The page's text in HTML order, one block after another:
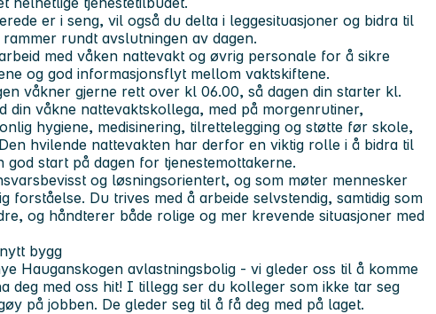
er i seng, vil også du delta i leggesituasjoner og bidra til
rundt avslutningen av dagen.
med våken nattevakt og øvrig personale for å sikre
og god informasjonsflyt mellom vaktskiftene.
våkner gjerne rett over kl 06.00, så dagen din starter kl.
din våkne nattevaktskollega, med på morgenrutiner,
hygiene, medisinering, tilrettelegging og støtte før skole,
hvilende nattevakten har derfor en viktig rolle i å bidra til
start på dagen for tjenestemottakerne.
og løsningsorientert, og som møter mennesker
forståelse. Du trives med å arbeide selvstendig, samtidig som
og håndterer både rolige og mer krevende situasjoner med
bygg
Hauganskogen avlastningsbolig - vi gleder oss til å komme
deg med oss hit! I tillegg ser du kolleger som ikke tar seg
på jobben. De gleder seg til å få deg med på laget.